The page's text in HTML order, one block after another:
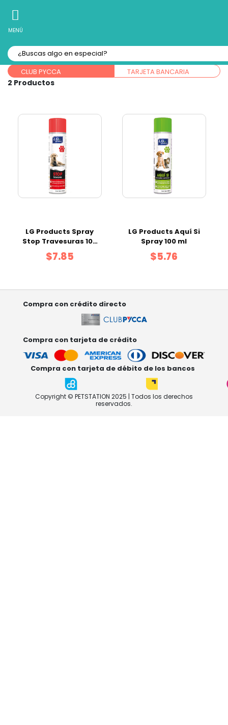
MENÚ
Forma de pago:
CLUB PYCCA TARJETA BANCARIA
2
LG Products Spray
Stop Travesuras 100
ml
$7.85
LG Products Aquí Si
Spray 100 ml
$5.76
Compra con crédito directo
Compra con tarjeta de crédito
Compra con tarjeta de débito de los bancos
Copyright © PETSTATION 2025 | Todos los derechos
reservados.